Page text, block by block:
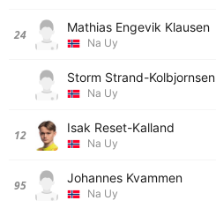
24 Mathias Engevik Klausen
Na Uy
Storm Strand-Kolbjornsen
Na Uy
12 Isak Reset-Kalland
Na Uy
95 Johannes Kvammen
Na Uy